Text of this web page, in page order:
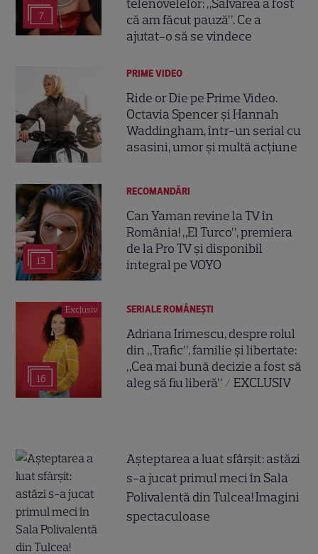
7
telenovelelor: „Salvarea a fost
că am făcut pauză”. Ce a
ajutat-o să se vindece
PRIME VIDEO
Ride or Die pe Prime Video.
Octavia Spencer și Hannah
Waddingham, într-un serial cu
asasini, umor și multă acțiune
13
RECOMANDĂRI
Can Yaman revine la TV în
România! „El Turco”, premiera
de la Pro TV și disponibil
integral pe VOYO
Exclusiv
16
SERIALE ROMÂNEŞTI
Adriana Irimescu, despre rolul
din „Trafic”, familie și libertate:
„Cea mai bună decizie a fost să
aleg să fiu liberă” / EXCLUSIV
Așteptarea a luat sfârșit: astăzi
s-a jucat primul meci în Sala
Polivalentă din Tulcea! Imagini
spectaculoase